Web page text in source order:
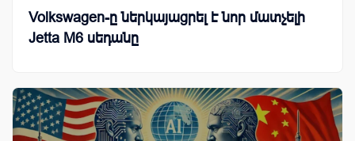
Volkswagen-ը ներկայացրել է նոր մատչելի
Jetta M6 սեդանը